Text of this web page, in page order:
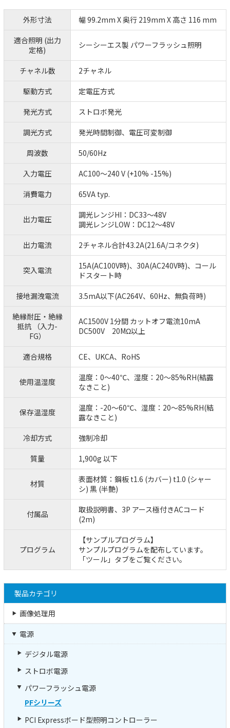
外形寸法
幅 99.2mm X 奥行 219mm X 高さ 116 mm
適合照明 (出力
定格)
シーシーエス製 パワーフラッシュ照明
チャネル数
2チャネル
駆動方式
定電圧方式
発光方式
ストロボ発光
調光方式
発光時間制御、電圧可変制御
周波数
50/60Hz
入力電圧
AC100～240 V (+10% -15%)
消費電力
65VA typ.
出力電圧
調光レンジHI：DC33～48V
調光レンジLOW：DC12～48V
出力電流
2チャネル合計43.2A(21.6A/コネクタ)
突入電流
15A(AC100V時)、30A(AC240V時)、コール
ドスタート時
接地漏洩電流
3.5mA以下(AC264V、60Hz、無負荷時)
絶縁耐圧・絶縁
抵抗 （入力-
FG）
AC1500V 1分間 カットオフ電流10mA
DC500V 20MΩ以上
適合規格 CE、UKCA、RoHS
使用温湿度
温度：0～40℃、湿度：20～85%RH(結露
なきこと)
保存温湿度
温度：-20～60℃、湿度：20～85%RH(結
露なきこと)
冷却方式
強制冷却
質量
1,900g 以下
材質
表面材質：鋼板 t1.6 (カバー) t1.0 (シャー
シ) 黒 (半艶)
付属品
取扱説明書、3P アース極付きACコード
(2m)
プログラム
【サンプルプログラム】
サンプルプログラムを配布しています。
「ツール」タブをご覧ください。
製品カテゴリ
画像処理用
電源
デジタル電源
ストロボ電源
パワーフラッシュ電源
PFシリーズ
PCI Expressボード型照明コントローラー